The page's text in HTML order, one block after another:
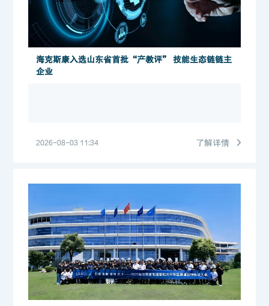
海克斯康入选山东省首批“产教评” 技能生态链链主
企业
2026-08-03 11:34 了解详情